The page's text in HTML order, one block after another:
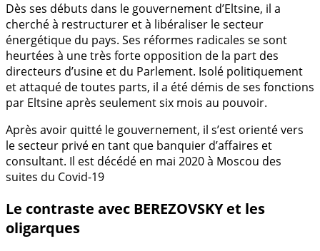
Dès ses débuts dans le gouvernement d’Eltsine, il a
cherché à restructurer et à libéraliser le secteur
énergétique du pays. Ses réformes radicales se sont
heurtées à une très forte opposition de la part des
directeurs d’usine et du Parlement. Isolé politiquement
et attaqué de toutes parts, il a été démis de ses fonctions
par Eltsine après seulement six mois au pouvoir.
Après avoir quitté le gouvernement, il s’est orienté vers
le secteur privé en tant que banquier d’affaires et
consultant. Il est décédé en mai 2020 à Moscou des
suites du Covid-19
Le contraste avec BEREZOVSKY et les
oligarques